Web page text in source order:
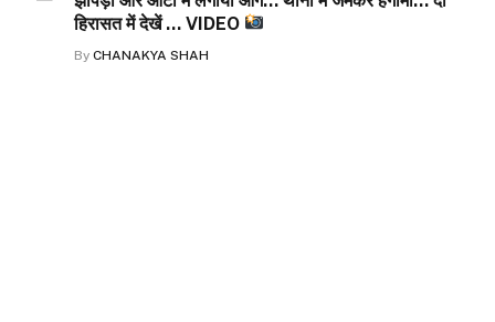
हिरासत में देखें … VIDEO
By CHANAKYA SHAH